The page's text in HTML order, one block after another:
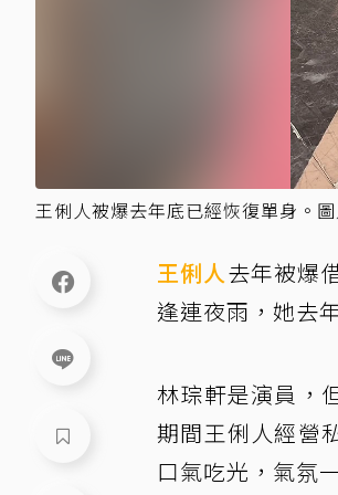
王俐人被爆去年底已經恢復單身。
王俐人去年被爆
逢連夜雨，她去
林琮軒是演員，
期間王俐人經營
口氣吃光，氣氛